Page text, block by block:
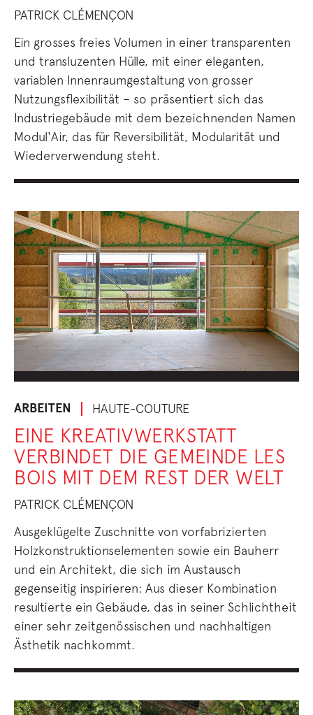
PATRICK CLÉMENÇON
Ein grosses freies Volumen in einer transparenten
und transluzenten Hülle, mit einer eleganten,
variablen Innenraumgestaltung von grosser
Nutzungsflexibilität – so präsentiert sich das
Industriegebäude mit dem bezeichnenden Namen
Modul'Air, das für Reversibilität, Modularität und
Wiederverwendung steht.
ARBEITEN HAUTE-COUTURE
EINE KREATIVWERKSTATT
VERBINDET DIE GEMEINDE LES
BOIS MIT DEM REST DER WELT
PATRICK CLÉMENÇON
Ausgeklügelte Zuschnitte von vorfabrizierten
Holzkonstruktionselementen sowie ein Bauherr
und ein Architekt, die sich im Austausch
gegenseitig inspirieren: Aus dieser Kombination
resultierte ein Gebäude, das in seiner Schlichtheit
einer sehr zeitgenössischen und nachhaltigen
Ästhetik nachkommt.